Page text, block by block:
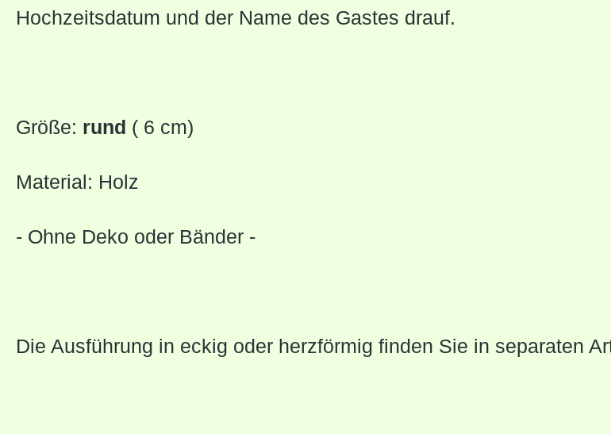
Hochzeitsdatum und der Name des Gastes drauf.
Größe: rund ( 6 cm)
Material: Holz
- Ohne Deko oder Bänder -
Die Ausführung in eckig oder herzförmig finden Sie in separaten